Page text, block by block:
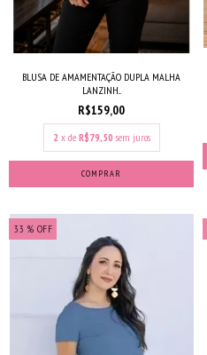
BLUSA DE AMAMENTAÇÃO DUPLA MALHA
LANZINH...
R$159,00
2 x de R$79,50 sem juros
COMPRAR
33 % OFF